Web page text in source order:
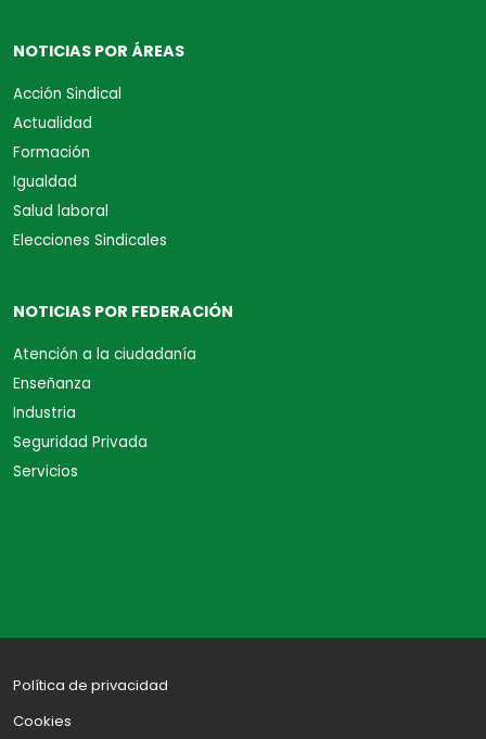
NOTICIAS POR ÁREAS
Acción Sindical
Actualidad
Formación
Igualdad
Salud laboral
Elecciones Sindicales
NOTICIAS POR FEDERACIÓN
Atención a la ciudadanía
Enseñanza
Industria
Seguridad Privada
Servicios
Política de privacidad
Cookies